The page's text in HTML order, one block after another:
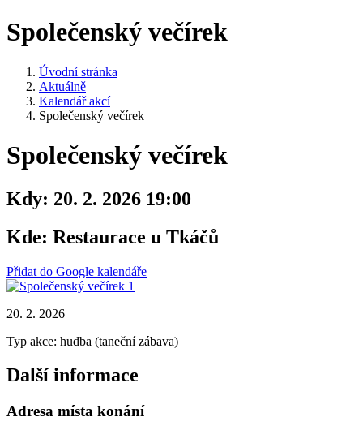
Společenský večírek
Úvodní stránka
Aktuálně
Kalendář akcí
Společenský večírek
Společenský večírek
Kdy: 20. 2. 2026 19:00
Kde: Restaurace u Tkáčů
Přidat do Google kalendáře
20. 2. 2026
Typ akce: hudba (taneční zábava)
Další informace
Adresa místa konání